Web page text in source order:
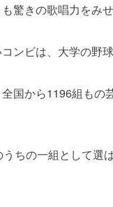
驚きの歌唱力をみせ
ンビは、大学の野
国から1196組もの
ちの一組として選